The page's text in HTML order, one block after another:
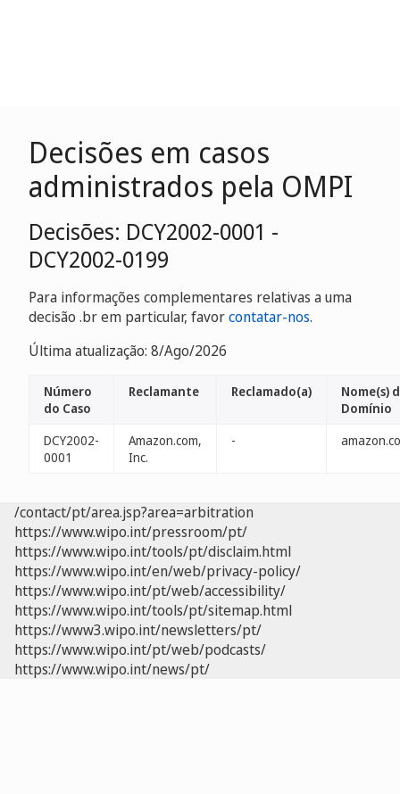
Decisões em casos
administrados pela OMPI
Decisões: DCY2002-0001 -
DCY2002-0199
Para informações complementares relativas a uma
decisão .br em particular, favorcontatar-nos.
Última atualização: 8/Ago/2026
Número
do Caso
Reclamante Reclamado(a)
Nome(s)
Domínio
DCY2002-
0001
Amazon.com,
Inc.
-
/contact/pt/area.jsp?area=arbitration
https://www.wipo.int/pressroom/pt/
https://www.wipo.int/tools/pt/disclaim.html
https://www.wipo.int/en/web/privacy-policy/
https://www.wipo.int/pt/web/accessibility/
https://www.wipo.int/tools/pt/sitemap.html
https://www3.wipo.int/newsletters/pt/
https://www.wipo.int/pt/web/podcasts/
https://www.wipo.int/news/pt/